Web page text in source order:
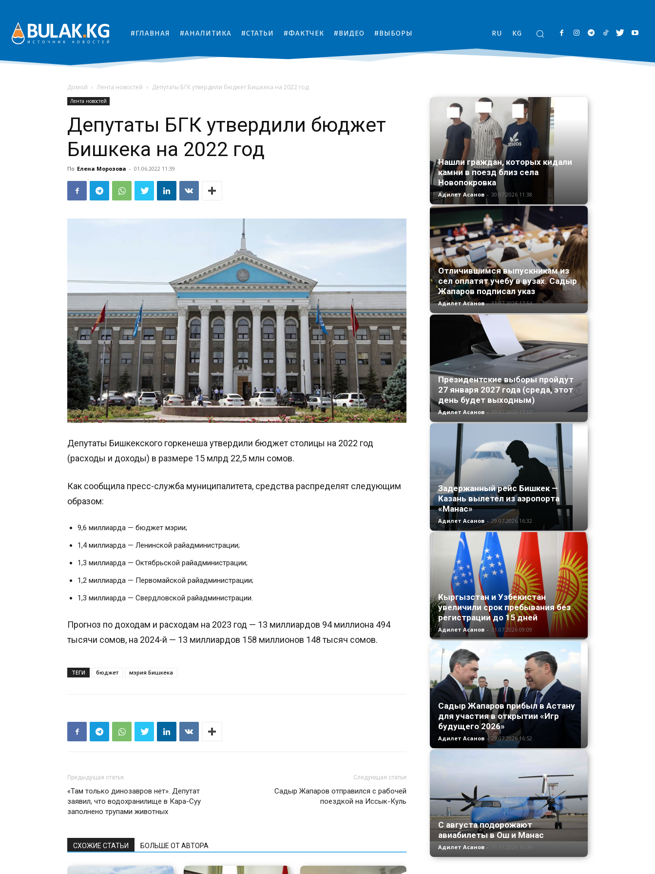
#ГЛАВНАЯ #АНАЛИТИКА #СТАТЬИ #ФАКТЧЕК #ВИДЕО #ВЫБОРЫ RU KG
Домой Лента новостей Депутаты БГК утвердили бюджет Бишкека на 2022 год
Лента новостей
Депутаты БГК утвердили бюджет
Бишкека на 2022 год
По Елена Морозова - 01.06.2022 11:39
Депутаты Бишкекского горкенеша утвердили бюджет столицы на 2022 год
(расходы и доходы) в размере 15 млрд 22,5 млн сомов.
Как сообщила пресс-служба муниципалитета, средства распределят следующим
образом:
9,6 миллиарда — бюджет мэрии;
1,4 миллиарда — Ленинской райадминистрации;
1,3 миллиарда — Октябрьской райадминистрации;
1,2 миллиарда — Первомайской райадминистрации;
1,3 миллиарда — Свердловской райадминистрации.
Прогноз по доходам и расходам на 2023 год — 13 миллиардов 94 миллиона 494
тысячи сомов, на 2024-й — 13 миллиардов 158 миллионов 148 тысяч сомов.
ТЕГИ бюджет мэрия Бишкека
Предыдущая статья
«Там только динозавров нет». Депутат
заявил, что водохранилище в Кара-Суу
заполнено трупами животных
Следующая статья
Садыр Жапаров отправился с рабочей
поездкой на Иссык-Куль
СХОЖИЕ СТАТЬИ БОЛЬШЕ ОТ АВТОРА
Нашли граждан, которых кидали
камни в поезд близ села
Новопокровка
Адилет Асанов - 30.07.2026 11:38
Отличившимся выпускникам из
сел оплатят учебу в вузах. Садыр
Жапаров подписал указ
Адилет Асанов - 31.07.2026 17:54
Президентские выборы пройдут
27 января 2027 года (среда, этот
день будет выходным)
Адилет Асанов - 29.07.2026 17:57
Задержанный рейс Бишкек —
Казань вылетел из аэропорта
«Манас»
Адилет Асанов - 29.07.2026 16:32
Кыргызстан и Узбекистан
увеличили срок пребывания без
регистрации до 15 дней
Адилет Асанов - 31.07.2026 09:09
Садыр Жапаров прибыл в Астану
для участия в открытии «Игр
будущего 2026»
Адилет Асанов - 29.07.2026 16:52
С августа подорожают
авиабилеты в Ош и Манас
Адилет Асанов - 31.07.2026 10:34